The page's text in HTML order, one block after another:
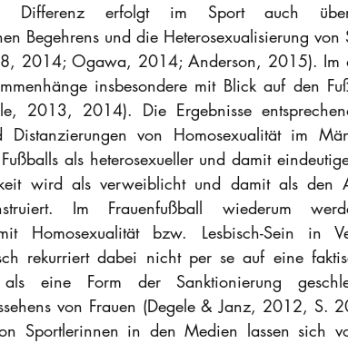
Differenz erfolgt im Sport auch
Begehrens und die Heterosexualisierung von
2014; Ogawa, 2014; Anderson, 2015). Im
insbesondere mit Blick auf den
2013, 2014). Die Ergebnisse
Distanzierungen von Homosexualität im
Fußballs als heterosexueller und damit
wird als verweiblicht und damit als den
Im Frauenfußball wiederum
Homosexualität bzw. Lesbisch-Sein in
rekurriert dabei nicht per se auf eine
eine Form der Sanktionierung
von Frauen (Degele & Janz, 2012, S.
Sportlerinnen in den Medien lassen sich